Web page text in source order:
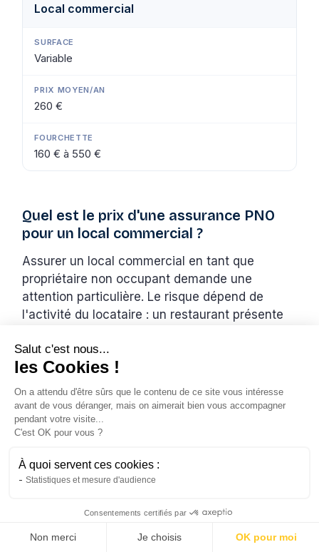
Local commercial
Variable
260 €
160 € à 550 €
Quel est le prix d'une assurance PNO
pour un local commercial ?
Assurer un local commercial en tant que
propriétaire non occupant demande une
attention particulière. Le risque dépend de
l'activité du locataire : un restaurant présente
Pour les bureaux et cabinets médicaux
habitations, autour de 160 € par an.
Pour les commerces de bouche et ateliers
par an.
responsabilité civile envers les tiers et les
voisins. Tenez-en compte quand vous utilisez
les Cookies !
ce site vous intéresse avant de vous
déranger, mais on aimerait bien vous accompagner pendant votre
visite...
C'est OK pour vous ?
À quoi servent ces cookies :
Statistiques et mesure d'audience
Consentements certifiés par
Non merci Je choisis OK pour moi